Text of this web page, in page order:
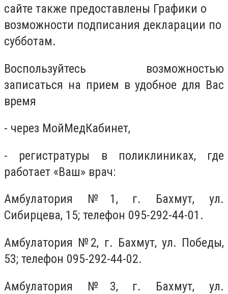
сайте также предоставлены Графики о
возможности подписания декларации по
субботам.
Воспользуйтесь возможностью
записаться на прием в удобное для Вас
время
- через МойМедКабинет,
- регистратуры в поликлиниках, где
работает «Ваш» врач:
Амбулатория №1, г. Бахмут, ул.
Сибирцева, 15; телефон 095-292-44-01.
Амбулатория №2, г. Бахмут, ул. Победы,
53; телефон 095-292-44-02.
Амбулатория №3, г. Бахмут, ул.